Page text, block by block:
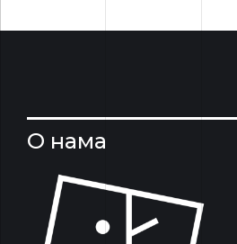
О нама